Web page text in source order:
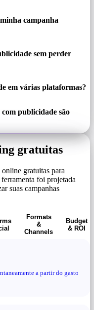
campanha
sem perder
em várias plataformas?
com publicidade são
gratuitas
gratuitas para
foi projetada
suas campanhas
Formats
&
Channels
Budget
& ROI
a partir do gasto